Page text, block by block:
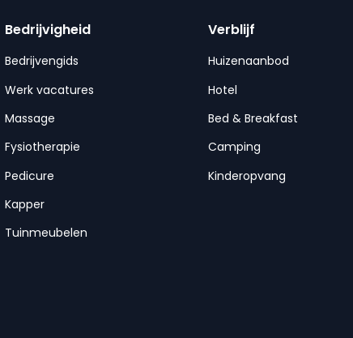
Bedrijvigheid
Bedrijvengids
Werk vacatures
Massage
Fysiotherapie
Pedicure
Kapper
Tuinmeubelen
Verblijf
Huizenaanbod
Hotel
Bed & Breakfast
Camping
Kinderopvang